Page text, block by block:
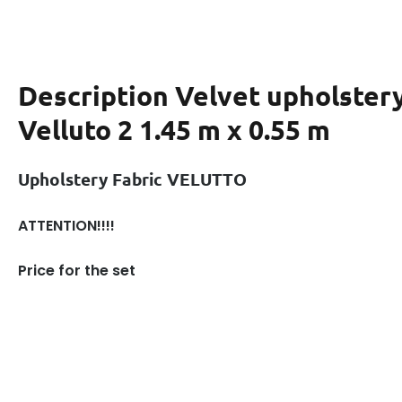
Description Velvet
Velluto 2 1.45 m x 0.55 m
Upholstery Fabric VELUTTO
ATTENTION!!!!
Price for the set